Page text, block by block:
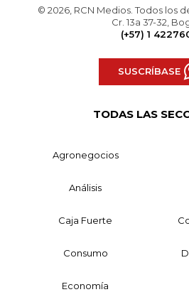
© 2026, RCN Medios. Todos los
Cr. 13a 37-32,
(+57) 1
SUSCRÍBASE
TODAS LAS
Agronegocios
Análisis
Caja Fuerte
Consumo
Economía